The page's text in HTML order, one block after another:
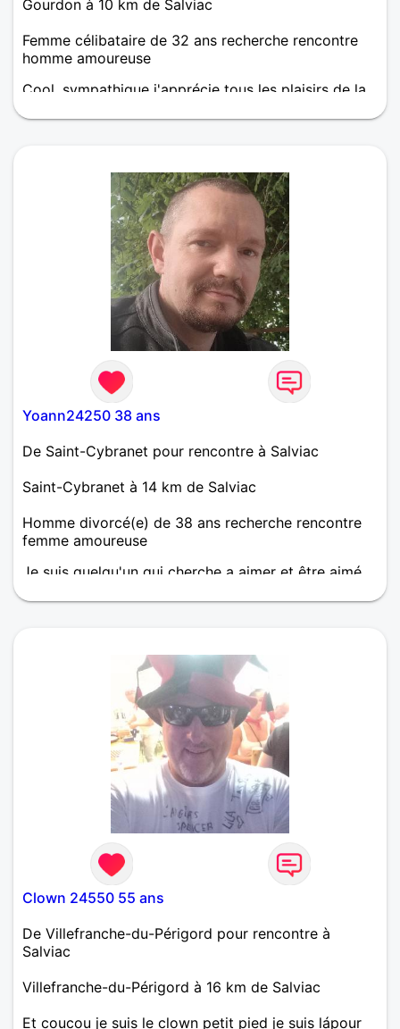
Gourdon à 10 km de Salviac
Femme célibataire de 32 ans recherche rencontre
homme amoureuse
Cool, sympathique j'apprécie tous les plaisirs de la
Yoann24250 38 ans
De Saint-Cybranet pour rencontre à Salviac
Saint-Cybranet à 14 km de Salviac
Homme divorcé(e) de 38 ans recherche rencontre
femme amoureuse
Je suis quelqu'un qui cherche a aimer et être aimé,
vivre une vie remplie de joie, j'en ai besoin.
Clown 24550 55 ans
De Villefranche-du-Périgord pour rencontre à
Salviac
Villefranche-du-Périgord à 16 km de Salviac
Et coucou je suis le clown petit pied je suis lápour